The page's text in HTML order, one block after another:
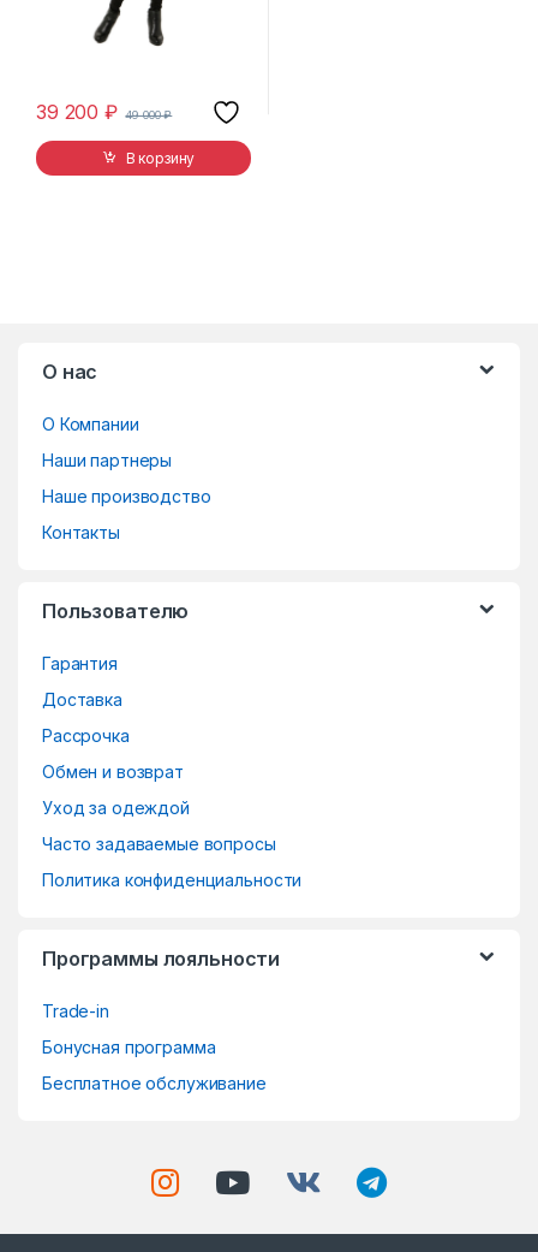
39 200₽ 49 000₽
В корзину
О нас
О Компании
Наши партнеры
Наше производство
Контакты
Пользователю
Гарантия
Доставка
Рассрочка
Обмен и возврат
Уход за одеждой
Часто задаваемые вопросы
Политика конфиденциальности
Программы лояльности
Trade-in
Бонусная программа
Бесплатное обслуживание